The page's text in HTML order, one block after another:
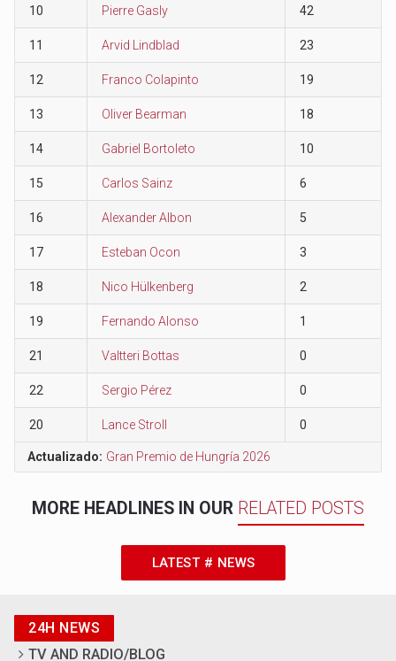
10 Pierre Gasly 42
11 Arvid Lindblad 23
12 Franco Colapinto 19
13 Oliver Bearman 18
14 Gabriel Bortoleto 10
15 Carlos Sainz 6
16 Alexander Albon 5
17 Esteban Ocon 3
18 Nico Hülkenberg 2
19 Fernando Alonso 1
21 Valtteri Bottas 0
22 Sergio Pérez 0
20 Lance Stroll 0
Actualizado: Gran Premio de Hungría 2026
MORE HEADLINES IN OUR RELATED POSTS
LATEST # NEWS
24H NEWS
TV AND RADIO/BLOG